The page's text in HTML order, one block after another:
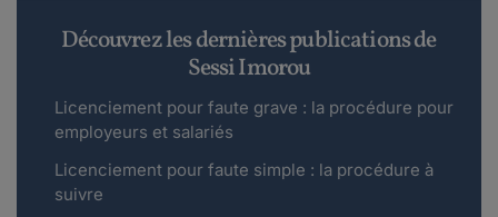
Découvrez les dernières publications de
Sessi Imorou
Licenciement pour faute grave : la procédure pour
employeurs et salariés
Licenciement pour faute simple : la procédure à
suivre